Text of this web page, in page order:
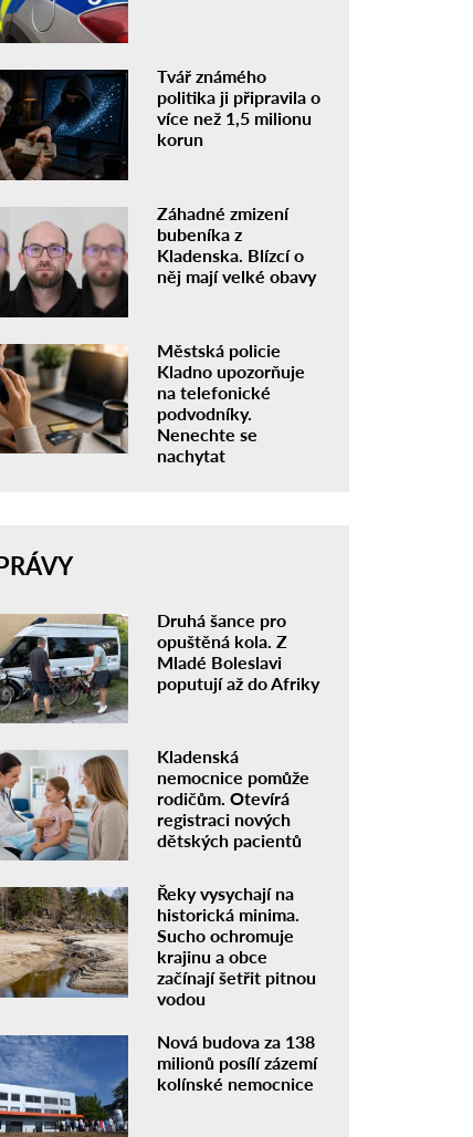
Tvář známého
politika ji připravila o
více než 1,5 milionu
korun
Záhadné zmizení
bubeníka z
Kladenska. Blízcí o
něj mají velké obavy
Městská policie
Kladno upozorňuje
na telefonické
podvodníky.
Nenechte se
nachytat
Druhá šance pro
opuštěná kola. Z
Mladé Boleslavi
poputují až do Afriky
Kladenská
nemocnice pomůže
rodičům. Otevírá
registraci nových
dětských pacientů
Řeky vysychají na
historická minima.
Sucho ochromuje
krajinu a obce
začínají šetřit pitnou
vodou
Nová budova za 138
milionů posílí zázemí
kolínské nemocnice